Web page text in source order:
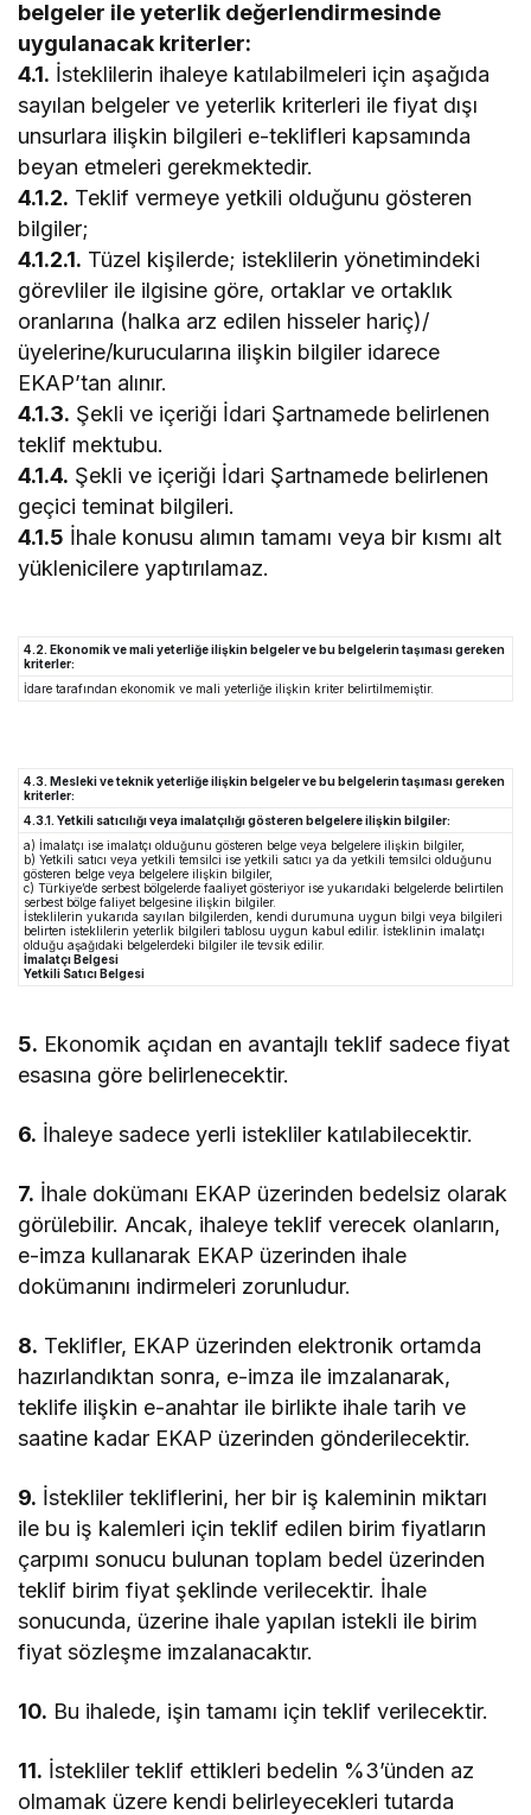
belgeler ile yeterlik değerlendirmesinde
uygulanacak kriterler:
4.1. İsteklilerin ihaleye katılabilmeleri için aşağıda
sayılan belgeler ve yeterlik kriterleri ile fiyat dışı
unsurlara ilişkin bilgileri e-teklifleri kapsamında
beyan etmeleri gerekmektedir.
4.1.2. Teklif vermeye yetkili olduğunu gösteren
bilgiler;
4.1.2.1. Tüzel kişilerde; isteklilerin yönetimindeki
görevliler ile ilgisine göre, ortaklar ve ortaklık
oranlarına (halka arz edilen hisseler hariç)/
üyelerine/kurucularına ilişkin bilgiler idarece
EKAP’tan alınır.
4.1.3. Şekli ve içeriği İdari Şartnamede belirlenen
teklif mektubu.
4.1.4. Şekli ve içeriği İdari Şartnamede belirlenen
geçici teminat bilgileri.
4.1.5 İhale konusu alımın tamamı veya bir kısmı alt
yüklenicilere yaptırılamaz.
4.2. Ekonomik ve mali yeterliğe ilişkin belgeler ve bu belgelerin taşıması gereken
kriterler:
İdare tarafından ekonomik ve mali yeterliğe ilişkin kriter belirtilmemiştir.
4.3. Mesleki ve teknik yeterliğe ilişkin belgeler ve bu belgelerin taşıması gereken
kriterler:
4.3.1. Yetkili satıcılığı veya imalatçılığı gösteren belgelere ilişkin bilgiler:
a) İmalatçı ise imalatçı olduğunu gösteren belge veya belgelere ilişkin bilgiler,
b) Yetkili satıcı veya yetkili temsilci ise yetkili satıcı ya da yetkili temsilci olduğunu
gösteren belge veya belgelere ilişkin bilgiler,
c) Türkiye’de serbest bölgelerde faaliyet gösteriyor ise yukarıdaki belgelerde belirtilen
serbest bölge faliyet belgesine ilişkin bilgiler.
İsteklilerin yukarıda sayılan bilgilerden, kendi durumuna uygun bilgi veya bilgileri
belirten isteklilerin yeterlik bilgileri tablosu uygun kabul edilir. İsteklinin imalatçı
olduğu aşağıdaki belgelerdeki bilgiler ile tevsik edilir.
İmalatçı Belgesi
Yetkili Satıcı Belgesi
5. Ekonomik açıdan en avantajlı teklif sadece fiyat
esasına göre belirlenecektir.
6. İhaleye sadece yerli istekliler katılabilecektir.
7. İhale dokümanı EKAP üzerinden bedelsiz olarak
görülebilir. Ancak, ihaleye teklif verecek olanların,
e-imza kullanarak EKAP üzerinden ihale
dokümanını indirmeleri zorunludur.
8. Teklifler, EKAP üzerinden elektronik ortamda
hazırlandıktan sonra, e-imza ile imzalanarak,
teklife ilişkin e-anahtar ile birlikte ihale tarih ve
saatine kadar EKAP üzerinden gönderilecektir.
9. İstekliler tekliflerini, her bir iş kaleminin miktarı
ile bu iş kalemleri için teklif edilen birim fiyatların
çarpımı sonucu bulunan toplam bedel üzerinden
teklif birim fiyat şeklinde verilecektir. İhale
sonucunda, üzerine ihale yapılan istekli ile birim
fiyat sözleşme imzalanacaktır.
10. Bu ihalede, işin tamamı için teklif verilecektir.
11. İstekliler teklif ettikleri bedelin %3’ünden az
olmamak üzere kendi belirleyecekleri tutarda